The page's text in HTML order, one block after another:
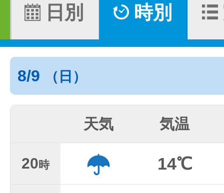
日別 時別
8/9 （日）
天気 気温
20時 14℃